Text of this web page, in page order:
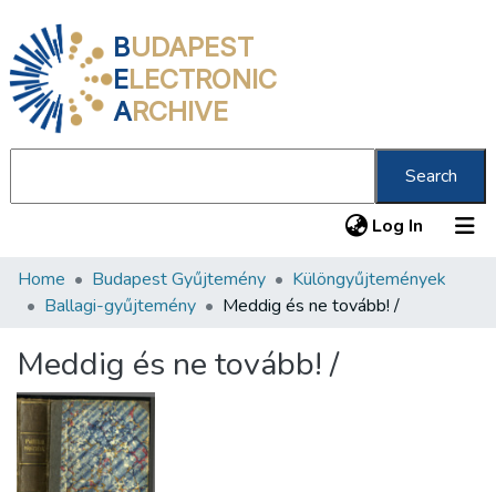
BUDAPEST
ELECTRONIC
ARCHIVE
Search
Log In (current)
Communities & Collections
Statistics
About us
Home Budapest Gyűjtemény
Különgyűjtemények
Ballagi-gyűjtemény
Meddig és ne tovább! /
Meddig és ne tovább! /